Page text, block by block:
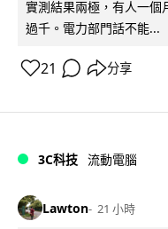
實測結果兩極，有人一個
過千。電力部門話不能...
21 分享
3C科技 流動電腦
Lawton 21 小時